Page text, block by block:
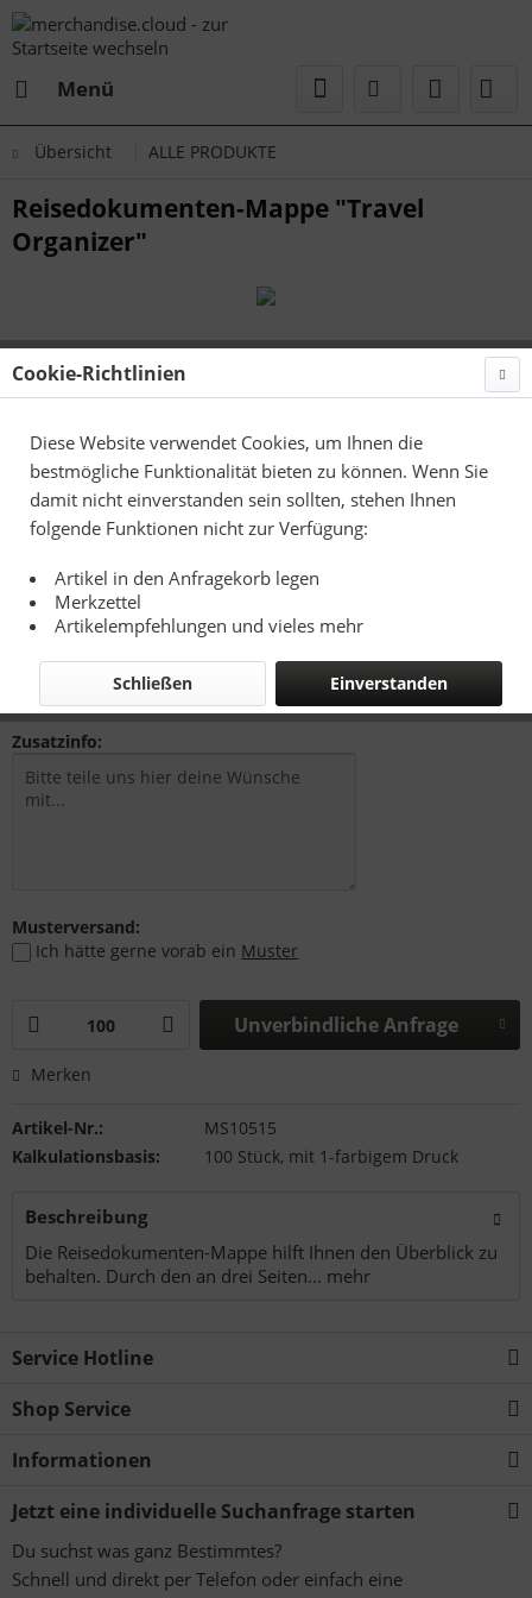
Menü
Übersicht ALLE PRODUKTE
Reisedokumenten-Mappe "Travel
Organizer"
3,50 € *
Lieferzeit 15-20 Werktage
Zusatzinfo:
Musterversand:
Ich hätte gerne vorab ein Muster
Unverbindliche Anfrage
Merken
Artikel-Nr.:
MS10515
Kalkulationsbasis:
100 Stück, mit 1-farbigem Druck
Beschreibung
Die Reisedokumenten-Mappe hilft Ihnen den Überblick zu
behalten. Durch den an drei Seiten... mehr
Service Hotline
Shop Service
Informationen
Jetzt eine individuelle Suchanfrage starten
Du suchst was ganz Bestimmtes?
Schnell und direkt per Telefon oder einfach eine
Cookie-Richtlinien
Diese Website verwendet Cookies, um Ihnen die
bestmögliche Funktionalität bieten zu können. Wenn Sie
damit nicht einverstanden sein sollten, stehen Ihnen
folgende Funktionen nicht zur Verfügung:
Artikel in den Anfragekorb legen
Merkzettel
Artikelempfehlungen und vieles mehr
Einverstanden
Schließen